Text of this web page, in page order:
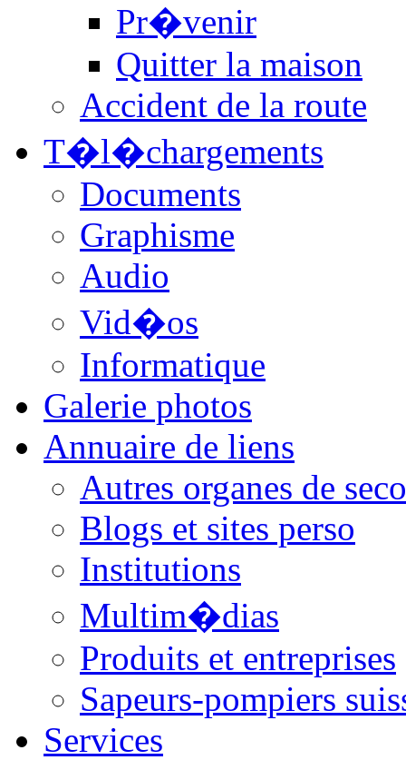
Pr�venir
Quitter la maison
Accident de la route
T�l�chargements
Documents
Graphisme
Audio
Vid�os
Informatique
Galerie photos
Annuaire de liens
Autres organes de
Blogs et sites perso
Institutions
Multim�dias
Produits et entreprises
Sapeurs-pompiers
Services